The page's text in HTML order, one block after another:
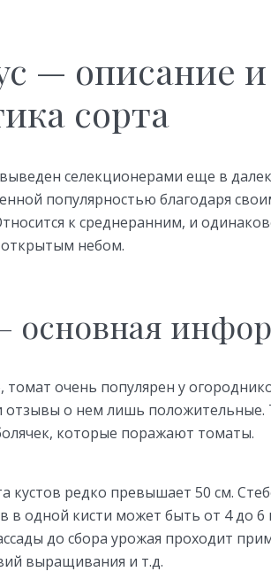
— описание и
сорта
селекционерами еще в
популярностью благодаря
к среднеранним, и
открытым небом.
основная
очень популярен у
отзывы о нем лишь
которые поражают томаты.
кустов редко превышает 50 см.
в одной кисти может быть от 4 до
до сбора урожая проходит
выращивания и т.д.